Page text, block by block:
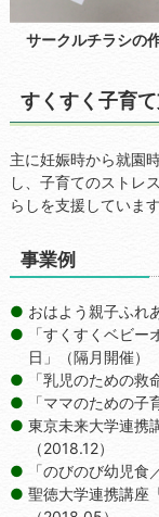
サークルチラシの
すくすく子育
主に妊娠時から就園
し、子育てのストレ
らしを支援しています
事業例
おはよう親子ふれ
「すくすくベビ
日」（隔月開催）
「乳児のための救
「ママのための子
東京未来大学連携
（2018.12）
「のびのび幼児食
聖徳大学連携講座